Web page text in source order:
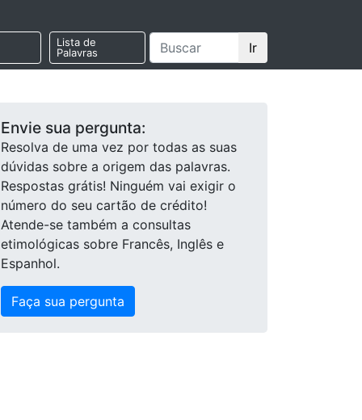
Lista de
Palavras
Ir
Envie sua pergunta:
Resolva de uma vez por todas as suas
dúvidas sobre a origem das palavras.
Respostas grátis! Ninguém vai exigir o
número do seu cartão de crédito!
Atende-se também a consultas
etimológicas sobre Francês, Inglês e
Espanhol.
Faça sua pergunta